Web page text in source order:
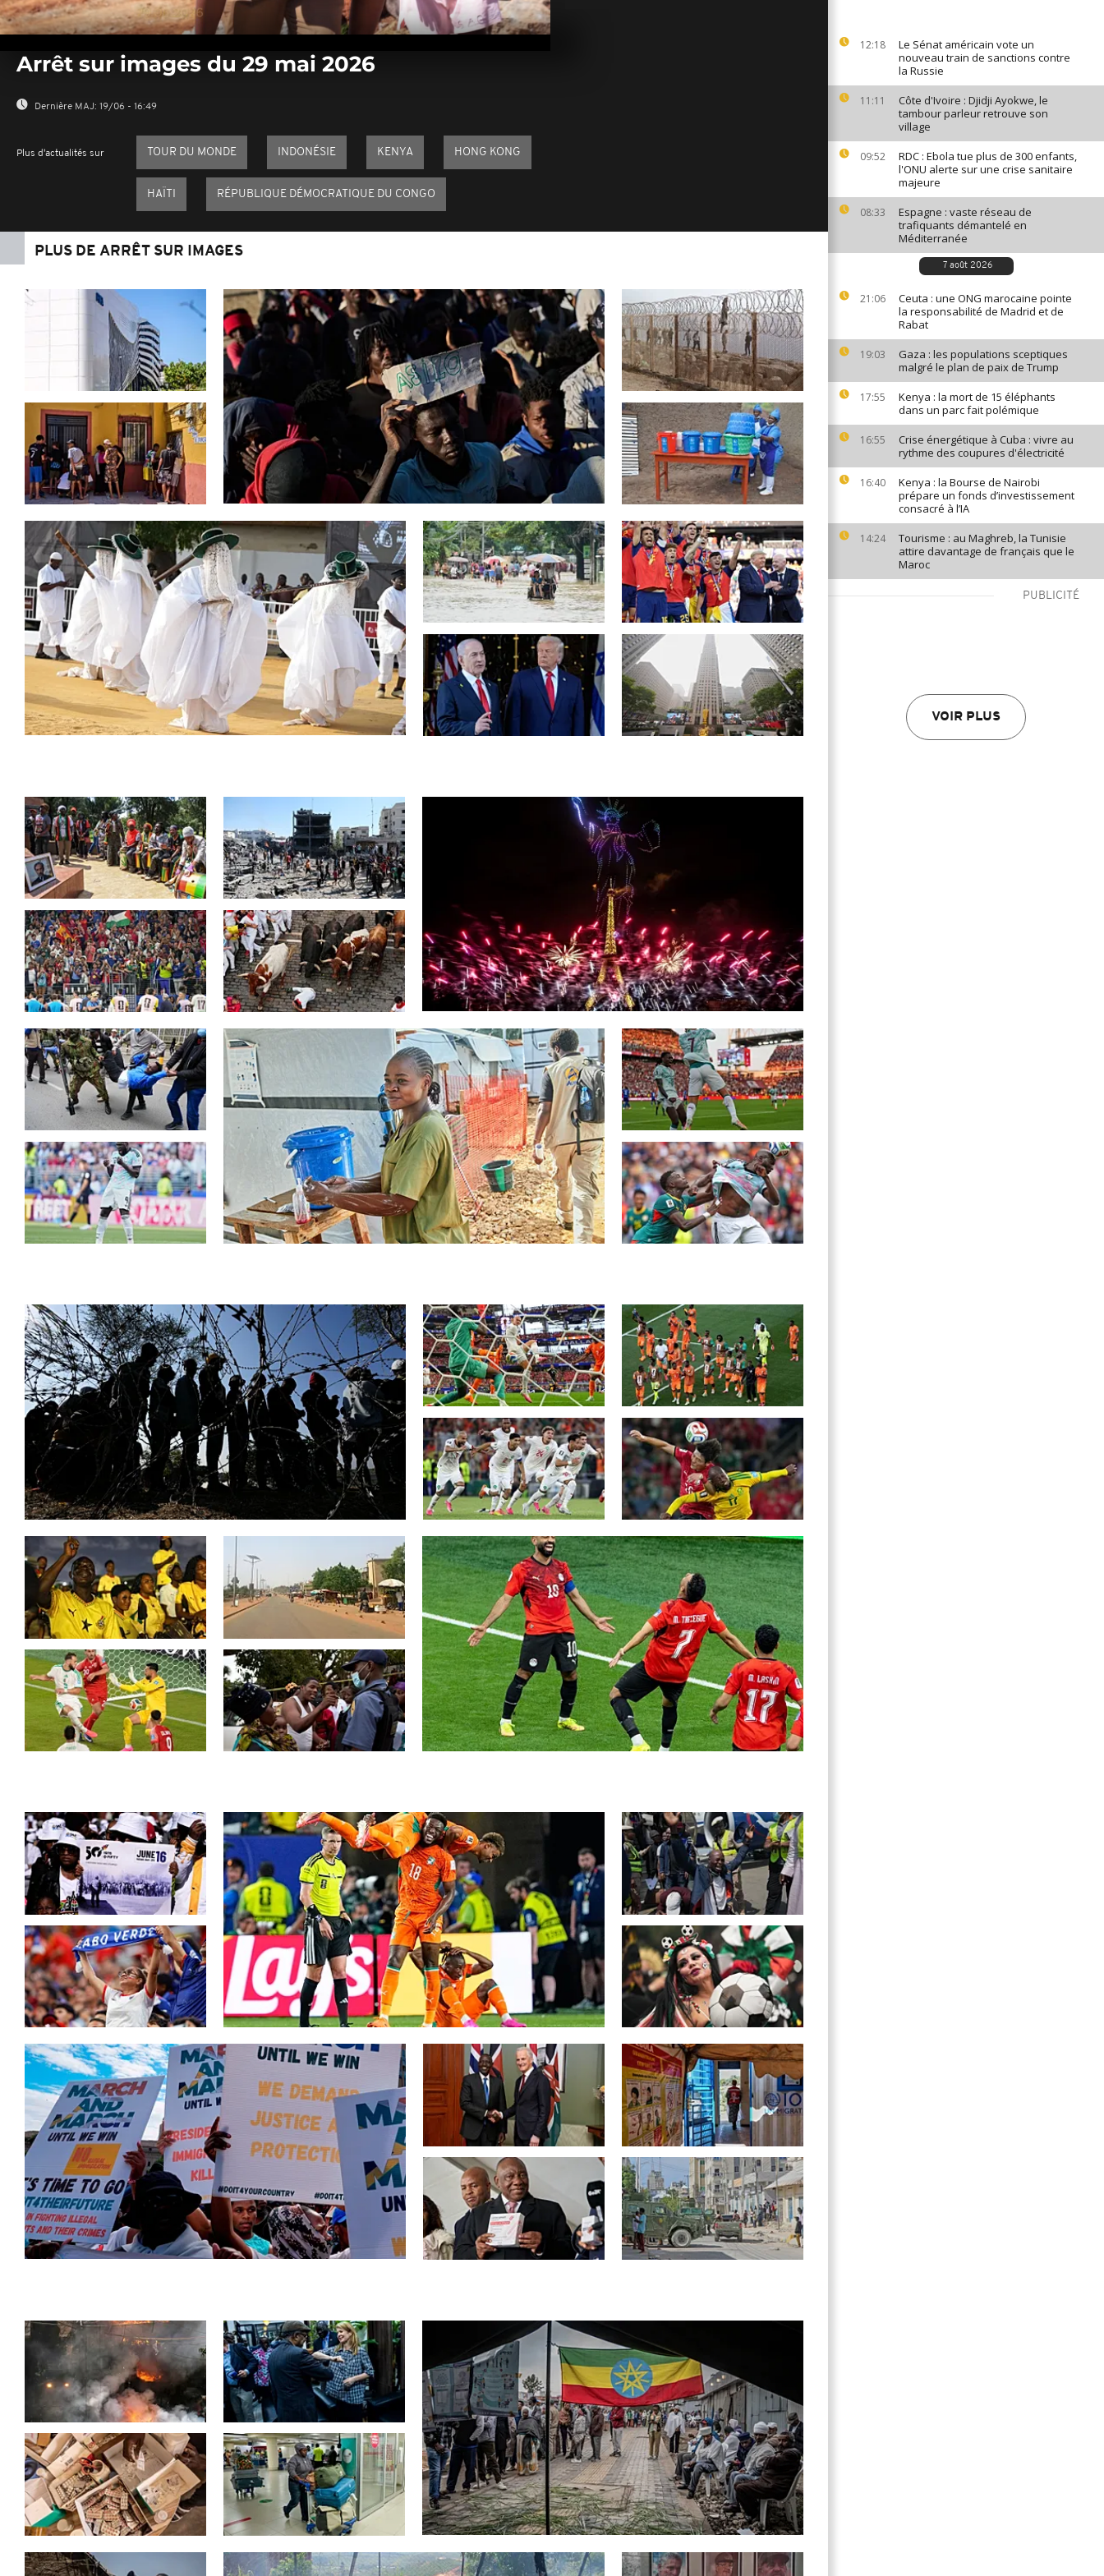
12:18
Le Sénat américain vote un
nouveau train de sanctions contre
la Russie
11:11
Côte d'Ivoire : Djidji Ayokwe, le
tambour parleur retrouve son
village
09:52
RDC : Ebola tue plus de 300 enfants,
l'ONU alerte sur une crise sanitaire
majeure
08:33
Espagne : vaste réseau de
trafiquants démantelé en
Méditerranée
7 août 2026
21:06
Ceuta : une ONG marocaine pointe
la responsabilité de Madrid et de
Rabat
19:03
Gaza : les populations sceptiques
malgré le plan de paix de Trump
17:55
Kenya : la mort de 15 éléphants
dans un parc fait polémique
16:55
Crise énergétique à Cuba : vivre au
rythme des coupures d'électricité
16:40
Kenya : la Bourse de Nairobi
prépare un fonds d’investissement
consacré à l’IA
14:24
Tourisme : au Maghreb, la Tunisie
attire davantage de français que le
Maroc
PUBLICITÉ
VOIR PLUS
seconds
0%
Arrêt sur images du 29 mai 2026
Dernière MAJ: 19/06 - 16:49
Plus d'actualités sur TOUR DU MONDE INDONÉSIE KENYA HONG KONG
HAÏTI RÉPUBLIQUE DÉMOCRATIQUE DU CONGO
PLUS DE ARRÊT SUR IMAGES